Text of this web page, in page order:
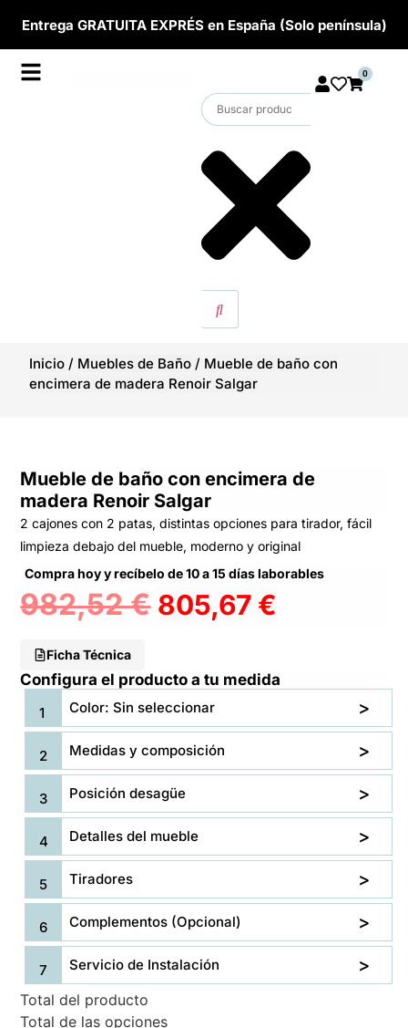
Entrega GRATUITA EXPRÉS en España (Solo península)
0
Inicio / Muebles de Baño / Mueble de baño con
encimera de madera Renoir Salgar
Mueble de baño con encimera de
madera Renoir Salgar
2 cajones con 2 patas, distintas opciones para tirador, fácil
limpieza debajo del mueble, moderno y original
Compra hoy y recíbelo de 10 a 15 días laborables
982,52€ 805,67 €
Ficha Técnica
Configura el producto a tu medida
Color: Sin seleccionar
Medidas y composición
Posición desagüe
Detalles del mueble
Tiradores
Complementos (Opcional)
Servicio de Instalación
Total del producto
Total de las opciones